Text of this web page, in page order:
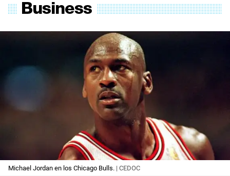
Michael Jordan en los Chicago Bulls. | CEDOC